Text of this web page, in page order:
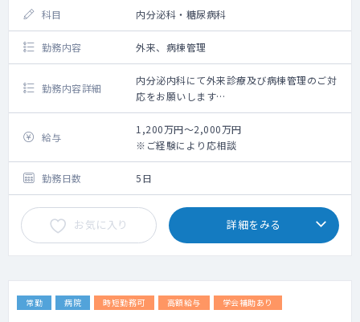
科目 内分泌科・糖尿病科
勤務内容 外来、病棟管理
勤務内容詳細
内分泌内科にて外来診療及び病棟管理のご対
応をお願いします
詳しい勤務内容はご相談の上、決定いたしま
す
■備考
・募集背景：体制強化の為
・勤務開始：随時相談可能
■勤務概要
・勤務内容：外来、病棟管理
給与
1,200万円～2,000万円
※ご経験により応相談
勤務日数 5日
お気に入り 詳細をみる
常勤 病院 時短勤務可 高額給与 学会補助あり